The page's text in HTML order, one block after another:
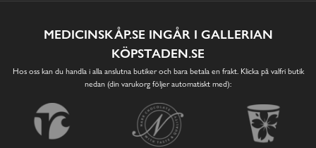
MEDICINSKÅP.SE INGÅR I GALLERIAN
KÖPSTADEN.SE
Hos oss kan du handla i alla anslutna butiker och bara betala en frakt. Klicka på valfri butik
nedan (din varukorg följer automatiskt med):